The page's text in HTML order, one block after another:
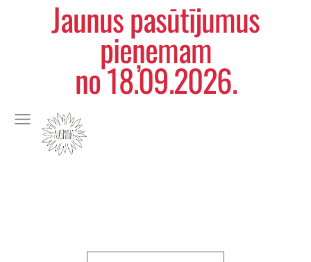
Jaunus pasūtījumus
pieņemam
no 18.09.2026.